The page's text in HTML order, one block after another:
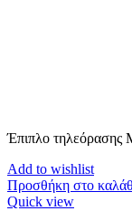
Έπιπλο τηλεόρασης
Add to wishlist
Προσθήκη στο
Quick view